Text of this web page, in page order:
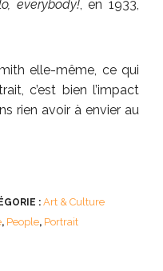
everybody!, en 1933,
elle-même, ce qui
c’est bien l’impact
rien avoir à envier au
: Art & Culture
, People, Portrait